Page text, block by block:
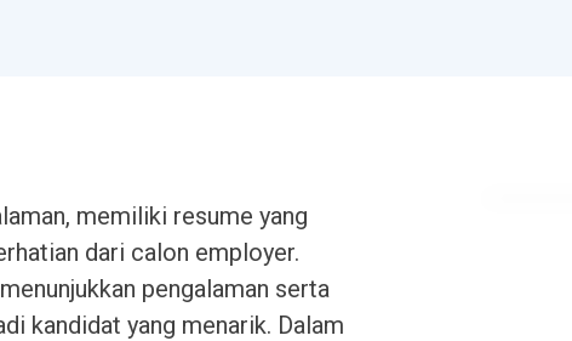
memiliki resume yang
dari calon employer.
pengalaman serta
kandidat yang menarik. Dalam